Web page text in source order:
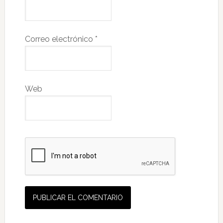
Correo electrónico *
Web